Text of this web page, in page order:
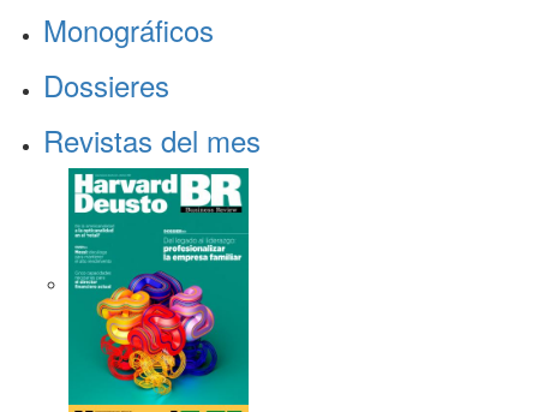
Monográficos
Dossieres
Revistas del mes